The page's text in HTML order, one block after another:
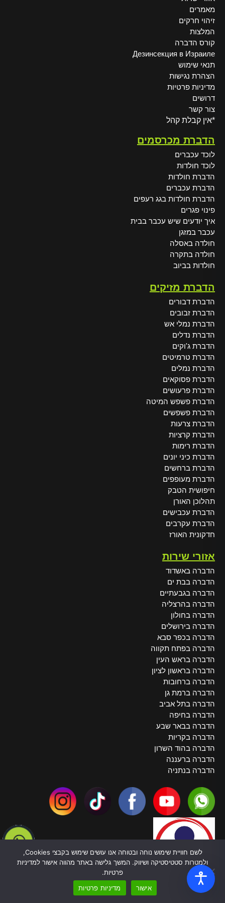
מאמרים
זיהוי חרקים
המלצות
קורס הדברה
Дезинсекция в Израиле
תנאי שימוש
הצהרת נגישות
מדיניות פרטיות
דרושים
צור קשר
*אין קבלת קהל
הדברת מכרסמים
לוכד עכברים
לוכד חולדות
הדברת חולדות
הדברת עכברים
הדברת חולדות בגג רעפים
פינוי פגרים
איך יודעים שיש עכבר בבית
עכבר במזגן
חולדה באסלה
חולדה בתקרה
חולדות בביוב
הדברת מזיקים
הדברת דבורים
הדברת זבובים
הדברת נמלי אש
הדברת נדלים
הדברת ג'וקים
הדברת טרמיטים
הדברת נמלים
הדברת פסוקאים
הדברת פרעושים
הדברת פשפש המיטה
הדברת פשפשים
הדברת צרעות
הדברת קרציות
הדברת רימות
הדברת כיני יונים
הדברת ברחשים
הדברת מעופפים
חיפושית הטבק
תהלוכן האורן
הדברת עכבישים
הדברת עקרבים
חדקונית האורז
אזורי שירות
הדברה באשדוד
הדברה בבת ים
הדברה בגבעתיים
הדברה בהרצליה
הדברה בחולון
הדברה בירושלים
הדברה בכפר סבא
הדברה בפתח תקווה
הדברה בראש העין
הדברה בראשון לציון
הדברה ברחובות
הדברה ברמת גן
הדברה בתל אביב
הדברה בחיפה
הדברה בבאר שבע
הדברה בקריות
הדברה בהוד השרון
הדברה ברעננה
הדברה בנתניה
לשם חוויית שימוש נוחה ובטוחה אנו עושים שימוש בקבצי Cookies,
ולמטרות סטטיסטיקה ושיווק. המשך גלישה באתר מהווה אישור למדיניות
פרטיות.
אישור
מדיניות פרטיות